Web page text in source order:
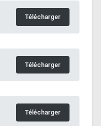
Télécharger
Télécharger
Télécharger